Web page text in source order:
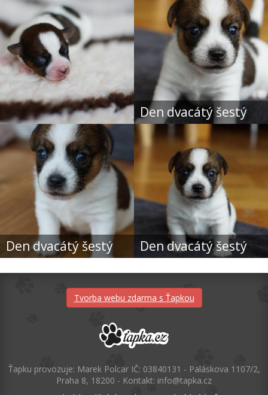
Den dvacátý šestý
Den dvacátý šestý Den dvacátý šestý
Tvorba webu zdarma s Ťapkou
Ťapku provozuje: Marek Polcar IČ: 03840131 - Paláskova 1107/2,
Praha 8, 18200 - Kontakt: info@tapka.cz